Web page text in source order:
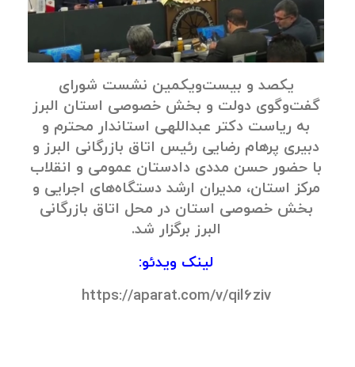
یکصد و بیست‌ویکمین نشست شورای
گفت‌وگوی دولت و بخش خصوصی استان البرز
به ریاست دکتر عبداللهی استاندار محترم و
دبیری پرهام رضایی رئیس اتاق بازرگانی البرز و
با حضور حسن مددی دادستان عمومی و انقلاب
مرکز استان، مدیران ارشد دستگاه‌‌های اجرایی و
بخش خصوصی استان در محل اتاق بازرگانی
البرز برگزار شد.
لینک ویدئو:
https://aparat.com/v/qil6ziv